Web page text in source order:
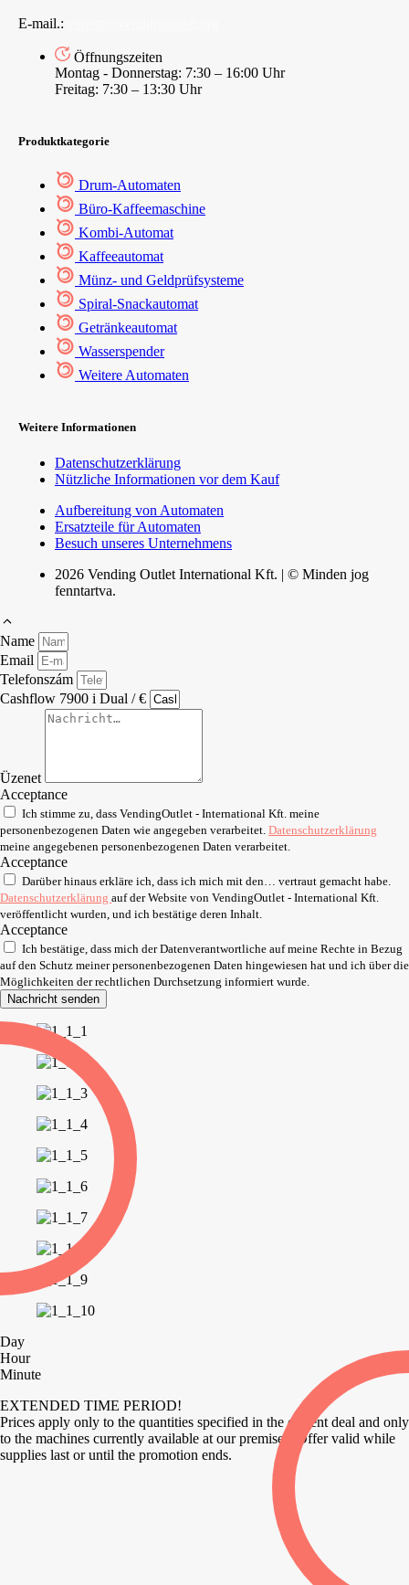
E-mail.:
Öffnungszeiten
Montag - Donnerstag: 7:30 – 16:00 Uhr
Freitag: 7:30 – 13:30 Uhr
Produktkategorie
Drum-Automaten
Büro-Kaffeemaschine
Kombi-Automat
Kaffeeautomat
Münz- und Geldprüfsysteme
Spiral-Snackautomat
Getränkeautomat
Wasserspender
Weitere Automaten
Weitere Informationen
Datenschutzerklärung
Nützliche Informationen vor dem Kauf
Aufbereitung von Automaten
Ersatzteile für Automaten
Besuch unseres Unternehmens
2026 Vending Outlet International Kft. | © Minden jog
fenntartva.
Name
Email
Telefonszám
Cashflow 7900 i Dual / €
Üzenet
Acceptance
Ich stimme zu, dass VendingOutlet - International Kft. meine
personenbezogenen Daten wie angegeben verarbeitet. Datenschutzerklärung
meine angegebenen personenbezogenen Daten verarbeitet.
Acceptance
Darüber hinaus erkläre ich, dass ich mich mit den… vertraut gemacht habe.
Datenschutzerklärung auf der Website von VendingOutlet - International Kft.
veröffentlicht wurden, und ich bestätige deren Inhalt.
Acceptance
Ich bestätige, dass mich der Datenverantwortliche auf meine Rechte in Bezug
auf den Schutz meiner personenbezogenen Daten hingewiesen hat und ich über die
Möglichkeiten der rechtlichen Durchsetzung informiert wurde.
Nachricht senden
Day
Hour
Minute
EXTENDED TIME PERIOD!
Prices apply only to the quantities specified in the current deal and only
to the machines currently available at our premises. Offer valid while
supplies last or until the promotion ends.